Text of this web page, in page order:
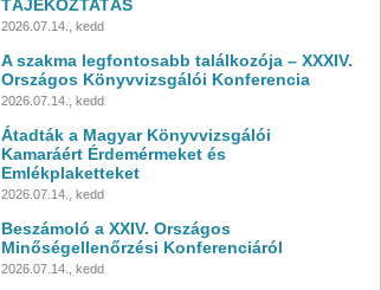
TÁJÉKOZTATÁS
2026.07.14., kedd
A szakma legfontosabb találkozója – XXXIV.
Országos Könyvvizsgálói Konferencia
2026.07.14., kedd
Átadták a Magyar Könyvvizsgálói
Kamaráért Érdemérmeket és
Emlékplaketteket
2026.07.14., kedd
Beszámoló a XXIV. Országos
Minőségellenőrzési Konferenciáról
2026.07.14., kedd